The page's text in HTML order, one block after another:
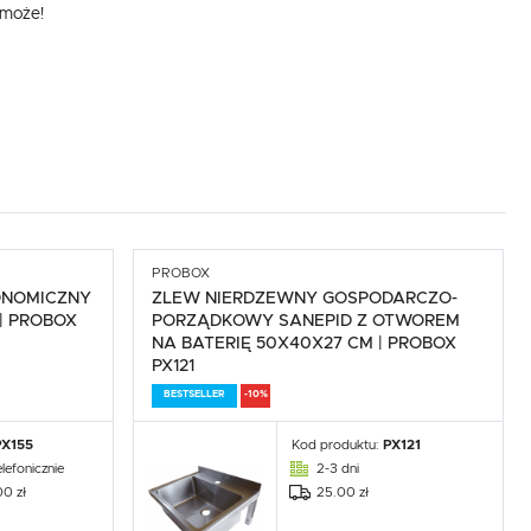
PROBOX
zł
PROBOX
ZLEW NIERDZEWNY GOSPODARCZO-
PORZĄDKOWY SANEPID Z OTWOREM
NA BATERIĘ 50X40X27 CM | PROBOX
PX121
BESTSELLER -10%
Kod produktu: PX121
2-3 dni
25.00 zł